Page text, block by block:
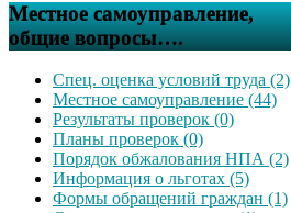
Местное самоуправление,
общие вопросы….
Спец. оценка условий труда (2)
Местное самоуправление (44)
Результаты проверок (0)
Планы проверок (0)
Порядок обжалования НПА (2)
Информация о льготах (5)
Формы обращений граждан (1)